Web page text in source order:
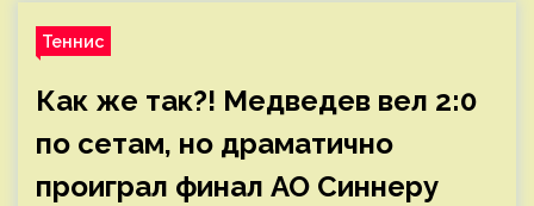
Теннис
Как же так?! Медведев вел 2:0
по сетам, но драматично
проиграл финал AO Синнеру